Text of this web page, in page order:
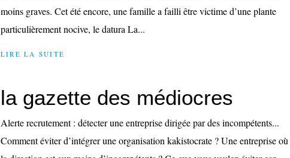
moins graves. Cet été encore, une famille a failli être victime d’une plante
particulièrement nocive, le datura La...
LIRE LA SUITE
la gazette des médiocres
Alerte recrutement : détecter une entreprise dirigée par des incompétents...
Comment éviter d’intégrer une organisation kakistocrate ? Une entreprise où